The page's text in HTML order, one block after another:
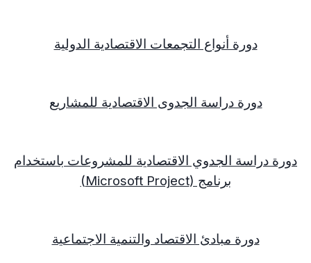
دورة أنواع التجمعات الاقتصادية الدولية
دورة دراسة الجدوى الاقتصادية للمشاريع
دورة دراسة الجدوي الاقتصادية للمشروعات باستخدام
برنامج (Microsoft Project
)
دورة مبادئ الاقتصاد والتنمية الاجتماعية